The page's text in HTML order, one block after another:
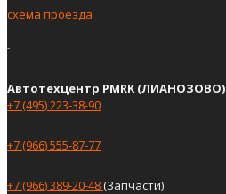
схема проезда
Автотехцентр PMRK (ЛИАНОЗОВО)
+7 (495) 223-38-90
+7 (966) 555-87-77
+7 (966) 389-20-48(Запчасти)